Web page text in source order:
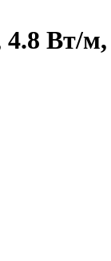
4.8 Вт/